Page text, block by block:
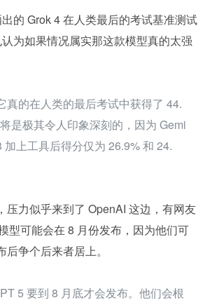
的 Grok 4 在人类最后的考试基准测试
为如果情况属实那这款模型真的太强
真的在人类的最后考试中获得了 44.
是极其令人印象深刻的，因为 Gemi
加上工具后得分仅为 26.9% 和 24.
压力似乎来到了 OpenAI 这边，有网友
型可能会在 8 月份发布，因为他们可
争个后来者居上。
5 要到 8 月底才会发布。他们会根